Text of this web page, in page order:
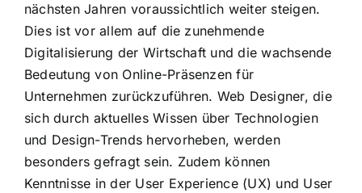
nächsten Jahren voraussichtlich weiter steigen.
Dies ist vor allem auf die zunehmende
Digitalisierung der Wirtschaft und die wachsende
Bedeutung von Online-Präsenzen für
Unternehmen zurückzuführen. Web Designer, die
sich durch aktuelles Wissen über Technologien
und Design-Trends hervorheben, werden
besonders gefragt sein. Zudem können
Kenntnisse in der User Experience (UX) und User